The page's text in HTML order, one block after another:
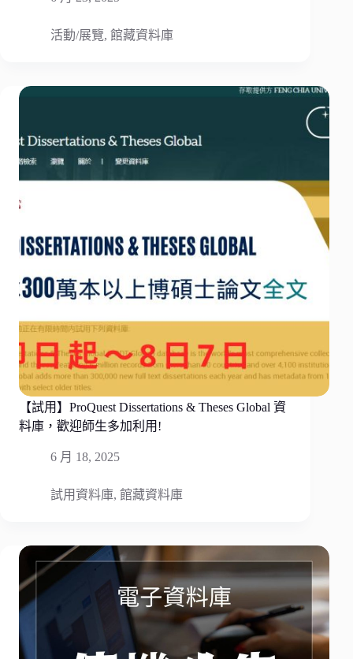
活動/展覽, 館藏資料庫
【試用】ProQuest Dissertations & Theses Global 資
料庫，歡迎師生多加利用!
6 月 18, 2025
試用資料庫, 館藏資料庫